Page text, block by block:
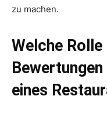
zu machen.
Welche Rolle
Bewertungen
eines